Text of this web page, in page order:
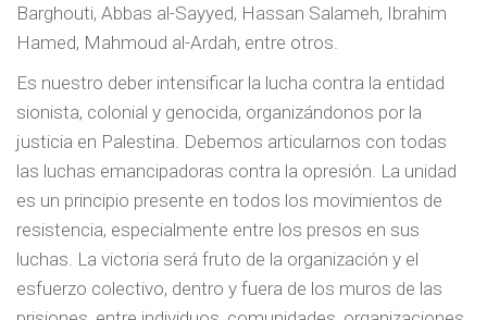
Barghouti, Abbas al-Sayyed, Hassan Salameh, Ibrahim
Hamed, Mahmoud al-Ardah, entre otros.
Es nuestro deber intensificar la lucha contra la entidad
sionista, colonial y genocida, organizándonos por la
justicia en Palestina. Debemos articularnos con todas
las luchas emancipadoras contra la opresión. La unidad
es un principio presente en todos los movimientos de
resistencia, especialmente entre los presos en sus
luchas. La victoria será fruto de la organización y el
esfuerzo colectivo, dentro y fuera de los muros de las